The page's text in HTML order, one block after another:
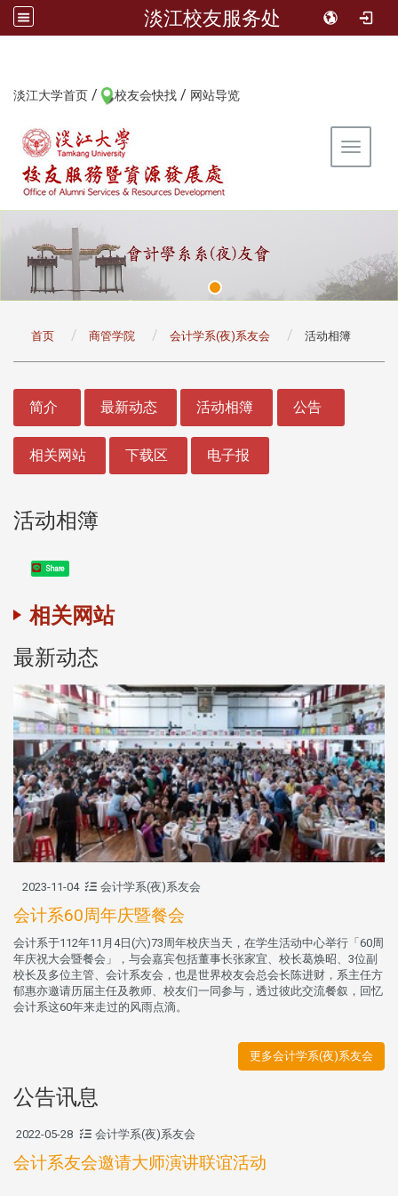
淡江校友服务处
淡江大学首页 / 校友会快找 / 网站导览
Toggle
首页 商管学院 会计学系(夜)系友会 活动相簿
简介 最新动态 活动相簿 公告
相关网站 下载区 电子报
活动相簿
Share
相关网站
最新动态
2023-11-04 会计学系(夜)系友会
会计系60周年庆暨餐会
会计系于112年11月4日(六)73周年校庆当天，在学生活动中心举行「60周
年庆祝大会暨餐会」，与会嘉宾包括董事长张家宜、校长葛焕昭、3位副
校长及多位主管、会计系友会，也是世界校友会总会长陈进财，系主任方
郁惠亦邀请历届主任及教师、校友们一同参与，透过彼此交流餐叙，回忆
会计系这60年来走过的风雨点滴。
更多会计学系(夜)系友会
公告讯息
2022-05-28 会计学系(夜)系友会
会计系友会邀请大师演讲联谊活动